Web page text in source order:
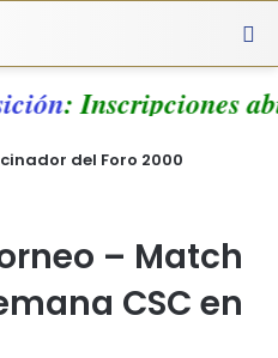
: Inscripciones
del Foro 2000
– Match
CSC en